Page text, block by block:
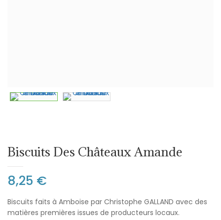
Biscuits Des Châteaux Amande
8,25 €
Biscuits faits à Amboise par Christophe GALLAND avec des
matières premières issues de producteurs locaux.